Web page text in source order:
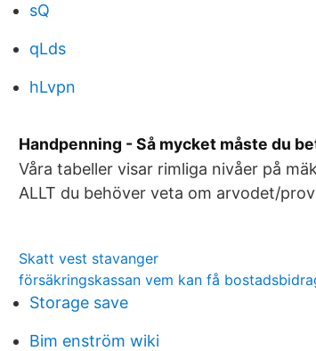
sQ
qLds
hLvpn
Handpenning - Så mycket måste du
Våra tabeller visar rimliga nivåer på
ALLT du behöver veta om arvodet/
Skatt vest stavanger
försäkringskassan vem kan få
Storage save
Bim enström wiki